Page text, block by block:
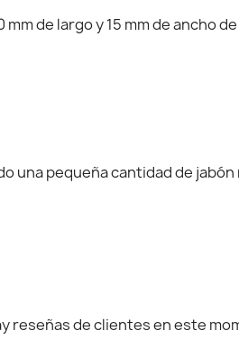
de largo y 15 mm de ancho de
una pequeña cantidad de
reseñas de clientes en este